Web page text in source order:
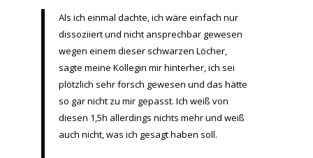
Als ich einmal dachte, ich wäre einfach nur
dissoziiert und nicht ansprechbar gewesen
wegen einem dieser schwarzen Löcher,
sagte meine Kollegin mir hinterher, ich sei
plötzlich sehr forsch gewesen und das hätte
so gar nicht zu mir gepasst. Ich weiß von
diesen 1,5h allerdings nichts mehr und weiß
auch nicht, was ich gesagt haben soll.